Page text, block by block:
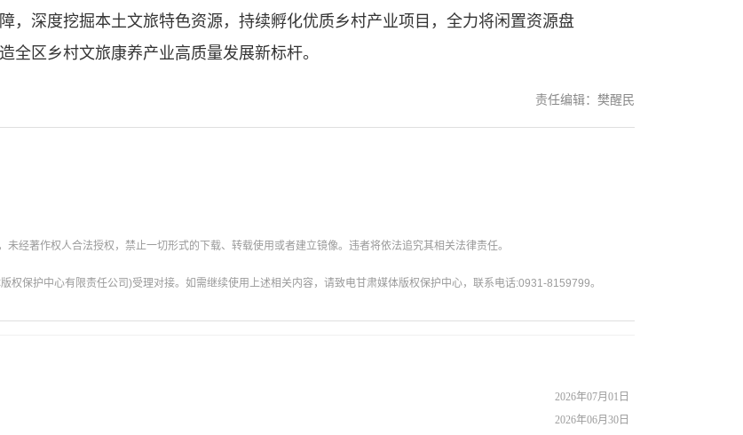
，深度挖掘本土文旅特色资源，持续孵化优质乡村产业项目，全力将闲置资源盘
全区乡村文旅康养产业高质量发展新标杆。
责任编辑：樊醒民
经著作权人合法授权，禁止一切形式的下载、转载使用或者建立镜像。违者将依法追究其相关法律责任。
保护中心有限责任公司)受理对接。如需继续使用上述相关内容，请致电甘肃媒体版权保护中心，联系电话:0931-8159799。
2026年07月01日
2026年06月30日